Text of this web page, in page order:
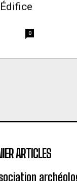
0
ARTICLES